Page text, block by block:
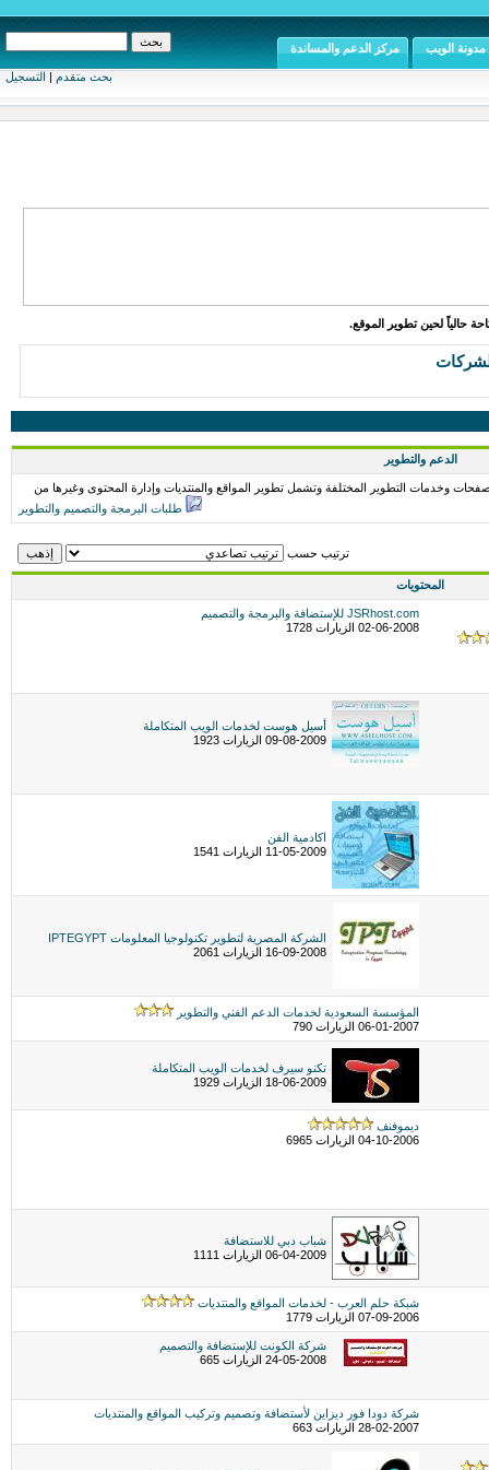
بحث متقدم | التسجيل
مدونة الويب مركز الدعم والمساندة
حالياً لحين تطوير الموقع.
الدعم والتطوير
وخدمات التطوير المختلفة وتشمل تطوير المواقع والمنتديات وإدارة المحتوى وغيرها من
طلبات البرمجة والتصميم والتطوير
ترتيب حسب
المحتويات
JSRhost.com للإستضافة والبرمجة والتصميم
02-06-2008 الزيارات 1728
أسيل هوست لخدمات الويب المتكاملة
09-08-2009 الزيارات 1923
اكادمية الفن
11-05-2009 الزيارات 1541
الشركة المصرية لتطوير تكنولوجيا المعلومات IPTEGYPT
16-09-2008 الزيارات 2061
المؤسسة السعودية لخدمات الدعم الفني والتطوير
06-01-2007 الزيارات 790
تكنو سيرف لخدمات الويب المتكاملة
18-06-2009 الزيارات 1929
ديموفنف
04-10-2006 الزيارات 6965
شباب دبي للاستضافة
06-04-2009 الزيارات 1111
شبكة حلم العرب - لخدمات المواقع والمنتديات
07-09-2006 الزيارات 1779
شركة الكونت للإستضافة والتصميم
24-05-2008 الزيارات 665
شركة دودا فور ديزاين لأستضافة وتصميم وتركيب المواقع والمنتديات
28-02-2007 الزيارات 663